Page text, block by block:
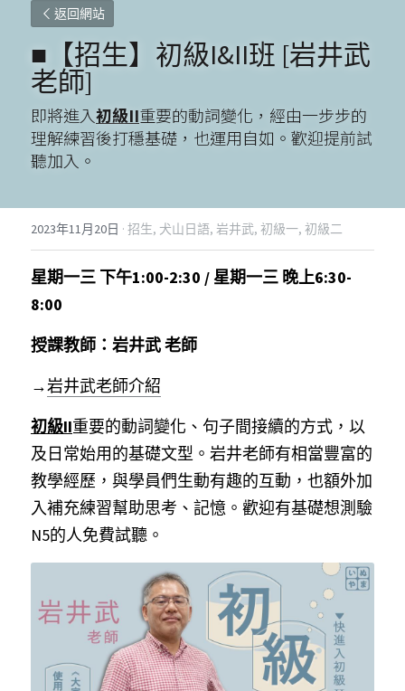
返回網站
■【招生】初級I&II班 [岩井武
老師]
即將進入初級II重要的動詞變化，經由一步步的
理解練習後打穩基礎，也運用自如。歡迎提前試
聽加入。
2023年11月20日 · 招生, 犬山日語, 岩井武, 初級一, 初級二
星期一三 下午1:00-2:30 / 星期一三 晚上6:30-
8:00
授課教師：岩井武 老師
→岩井武老師介紹
初級II重要的動詞變化、句子間接續的方式，以
及日常始用的基礎文型。岩井老師有相當豐富的
教學經歷，與學員們生動有趣的互動，也額外加
入補充練習幫助思考、記憶。歡迎有基礎想測驗
N5的人免費試聽。